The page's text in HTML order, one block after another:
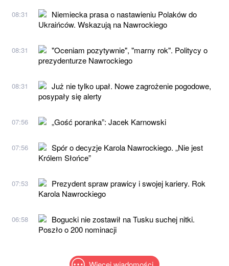
08:31
Niemiecka prasa o nastawieniu Polaków do
Ukraińców. Wskazują na Nawrockiego
08:31
"Oceniam pozytywnie", "marny rok". Politycy o
prezydenturze Nawrockiego
08:31
Już nie tylko upał. Nowe zagrożenie pogodowe,
posypały się alerty
07:56 „Gość poranka”: Jacek Karnowski
07:56
Spór o decyzje Karola Nawrockiego. „Nie jest
Królem Słońce”
07:53
Prezydent spraw prawicy i swojej kariery. Rok
Karola Nawrockiego
06:58
Bogucki nie zostawił na Tusku suchej nitki.
Poszło o 200 nominacji